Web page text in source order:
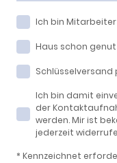
Ich bin Mitarbeiter
Haus schon
Schlüsselversand
Ich bin damit
der
werden. Mir ist
jederzeit
* Kennzeichnet